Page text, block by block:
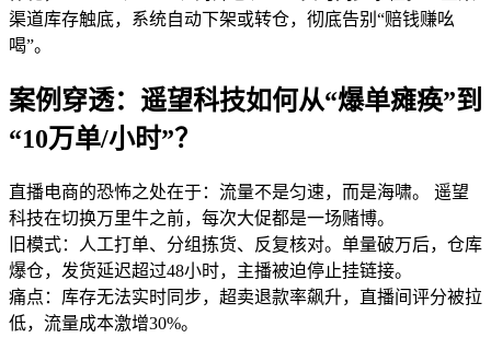
渠道库存触底，系统自动下架或转仓，彻底告别“赔钱赚吆
喝”。
案例穿透：遥望科技如何从“爆单瘫痪”到
“10万单/小时”？
直播电商的恐怖之处在于：流量不是匀速，而是海啸。 遥望
科技在切换万里牛之前，每次大促都是一场赌博。
旧模式：人工打单、分组拣货、反复核对。单量破万后，仓库
爆仓，发货延迟超过48小时，主播被迫停止挂链接。
痛点：库存无法实时同步，超卖退款率飙升，直播间评分被拉
低，流量成本激增30%。